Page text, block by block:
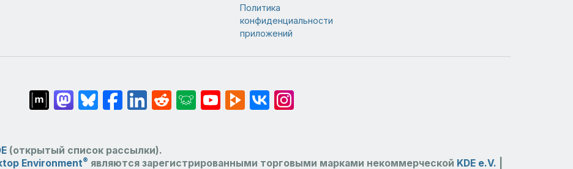
Политика
конфиденциальности
приложений
(открытый список рассылки).
Environment® являются зарегистрированными торговыми марками некоммерческой KDE e.V.